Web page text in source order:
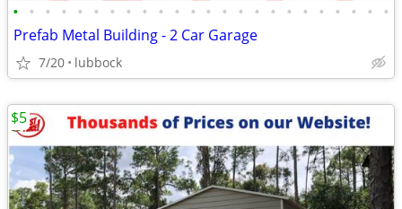
• • • • • • • • • • • • • • • • • • • • • • • •
Prefab Metal Building - 2 Car Garage
7/20 lubbock
$5